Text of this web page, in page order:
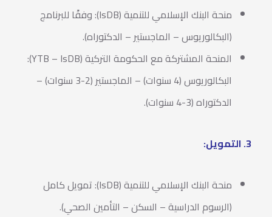
منحة البنك الإسلامي للتنمية (IsDB): وفقًا للبرنامج
(البكالوريوس – الماجستير – الدكتوراه).
المنحة المشتركة مع الحكومة التركية (YTB – IsDB):
البكالوريوس (4 سنوات) – الماجستير (2-3 سنوات) –
الدكتوراه (3-4 سنوات).
3. التمويل:
منحة البنك الإسلامي للتنمية (IsDB): تمويل كامل
(الرسوم الدراسية – السكن – التأمين الصحي).